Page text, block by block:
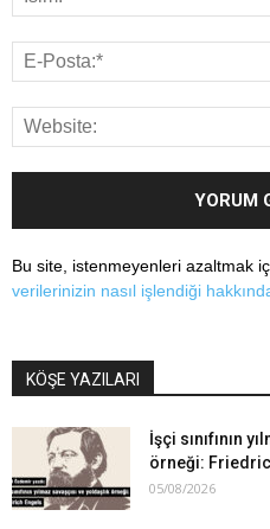
Bu site, istenmeyenleri azaltmak
verilerinizin nasıl işlendiği
KÖŞE YAZILARI
İşçi sınıfının
örneği:
05/08/2026